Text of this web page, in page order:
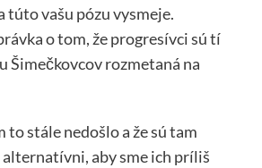
túto vašu pózu vysmeje.
o tom, že progresívci sú tí
Šimečkovcov rozmetaná na
to stále nedošlo a že sú tam
aby sme ich príliš